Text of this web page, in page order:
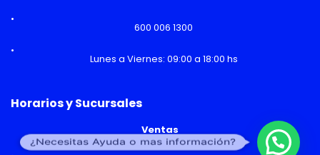
600 006 1300
Lunes a Viernes: 09:00 a 18:00 hs
Horarios y Sucursales
Ventas
¿Necesitas Ayuda o mas información?